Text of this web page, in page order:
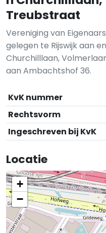
Treubstraat
Vereniging van
gelegen te Rijswijk aan
Churchilllaan,
aan Ambachtshof 36.
KvK nummer
Rechtsvorm
Ingeschreven bij KvK
Locatie
+
−